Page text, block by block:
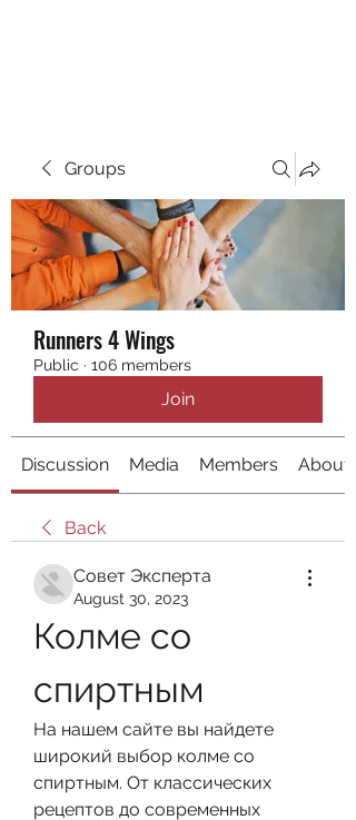
Groups
Runners 4 Wings
Public · 106 members
Join
Discussion Media Members About
Back
Совет Эксперта
August 30, 2023
Колме со
спиртным
На нашем сайте вы найдете
широкий выбор колме со
спиртным. От классических
рецептов до современных